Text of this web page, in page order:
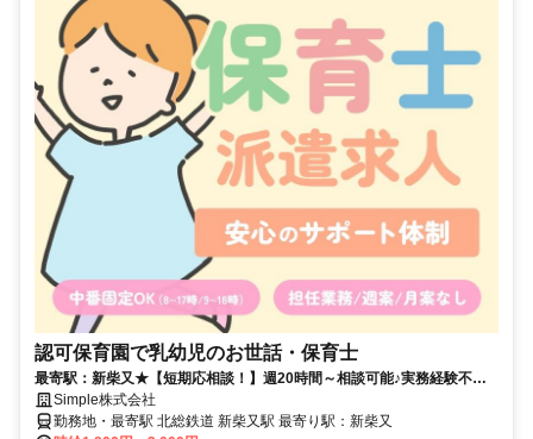
認可保育園で乳幼児のお世話・保育士
最寄駅：新柴又★【短期応相談！】週20時間～相談可能♪実務経験不問♪
高収入の保育士さん♪
Simple株式会社
勤務地・最寄駅 北総鉄道 新柴又駅 最寄り駅：新柴又